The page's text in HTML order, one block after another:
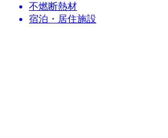
不燃断熱材
宿泊・居住施設